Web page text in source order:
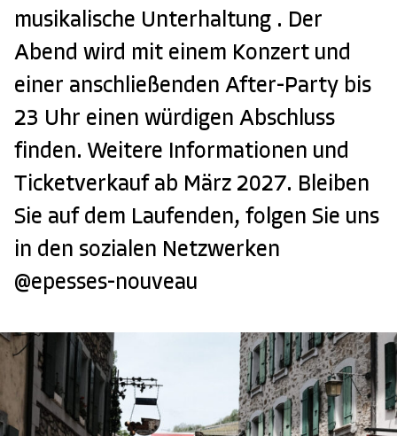
musikalische Unterhaltung . Der
Abend wird mit einem Konzert und
einer anschließenden After-Party bis
23 Uhr einen würdigen Abschluss
finden. Weitere Informationen und
Ticketverkauf ab März 2027. Bleiben
Sie auf dem Laufenden, folgen Sie uns
in den sozialen Netzwerken
@epesses-nouveau